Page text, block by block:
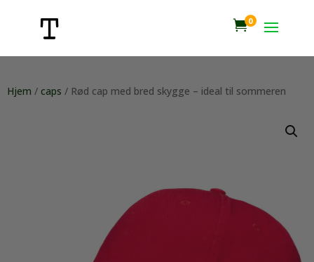
0
Hjem / caps / Rød cap med bred skygge – ideal til sommeren